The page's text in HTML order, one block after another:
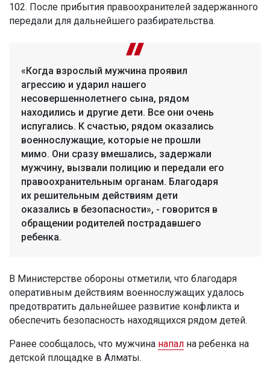
102. После прибытия правоохранителей задержанного
передали для дальнейшего разбирательства.
«Когда взрослый мужчина проявил
агрессию и ударил нашего
несовершеннолетнего сына, рядом
находились и другие дети. Все они очень
испугались. К счастью, рядом оказались
военнослужащие, которые не прошли
мимо. Они сразу вмешались, задержали
мужчину, вызвали полицию и передали его
правоохранительным органам. Благодаря
их решительным действиям дети
оказались в безопасности», - говорится в
обращении родителей пострадавшего
ребенка.
В Министерстве обороны отметили, что благодаря
оперативным действиям военнослужащих удалось
предотвратить дальнейшее развитие конфликта и
обеспечить безопасность находящихся рядом детей.
Ранее сообщалось, что мужчина напал на ребенка на
детской площадке в Алматы.